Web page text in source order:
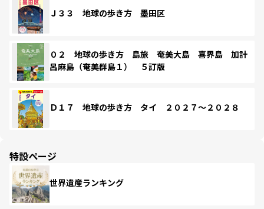
Ｊ３３ 地球の歩き方 墨田区
０２ 地球の歩き方 島旅 奄美大島 喜界島 加計
呂麻島（奄美群島１） ５訂版
Ｄ１７ 地球の歩き方 タイ ２０２７～２０２８
特設ページ
世界遺産ランキング